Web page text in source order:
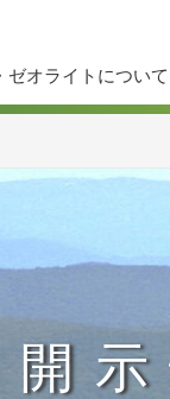
ゼオライトについて
開